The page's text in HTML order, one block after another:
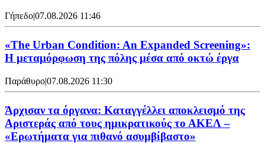
Γήπεδο|07.08.2026 11:46
«The Urban Condition: An Expanded Screening»:
Η μεταμόρφωση της πόλης μέσα από οκτώ έργα
Παράθυρο|07.08.2026 11:30
Άρχισαν τα όργανα: Καταγγέλλει αποκλεισμό της
Αριστεράς από τους ημικρατικούς το ΑΚΕΛ –
«Ερωτήματα για πιθανό ασυμβίβαστο»